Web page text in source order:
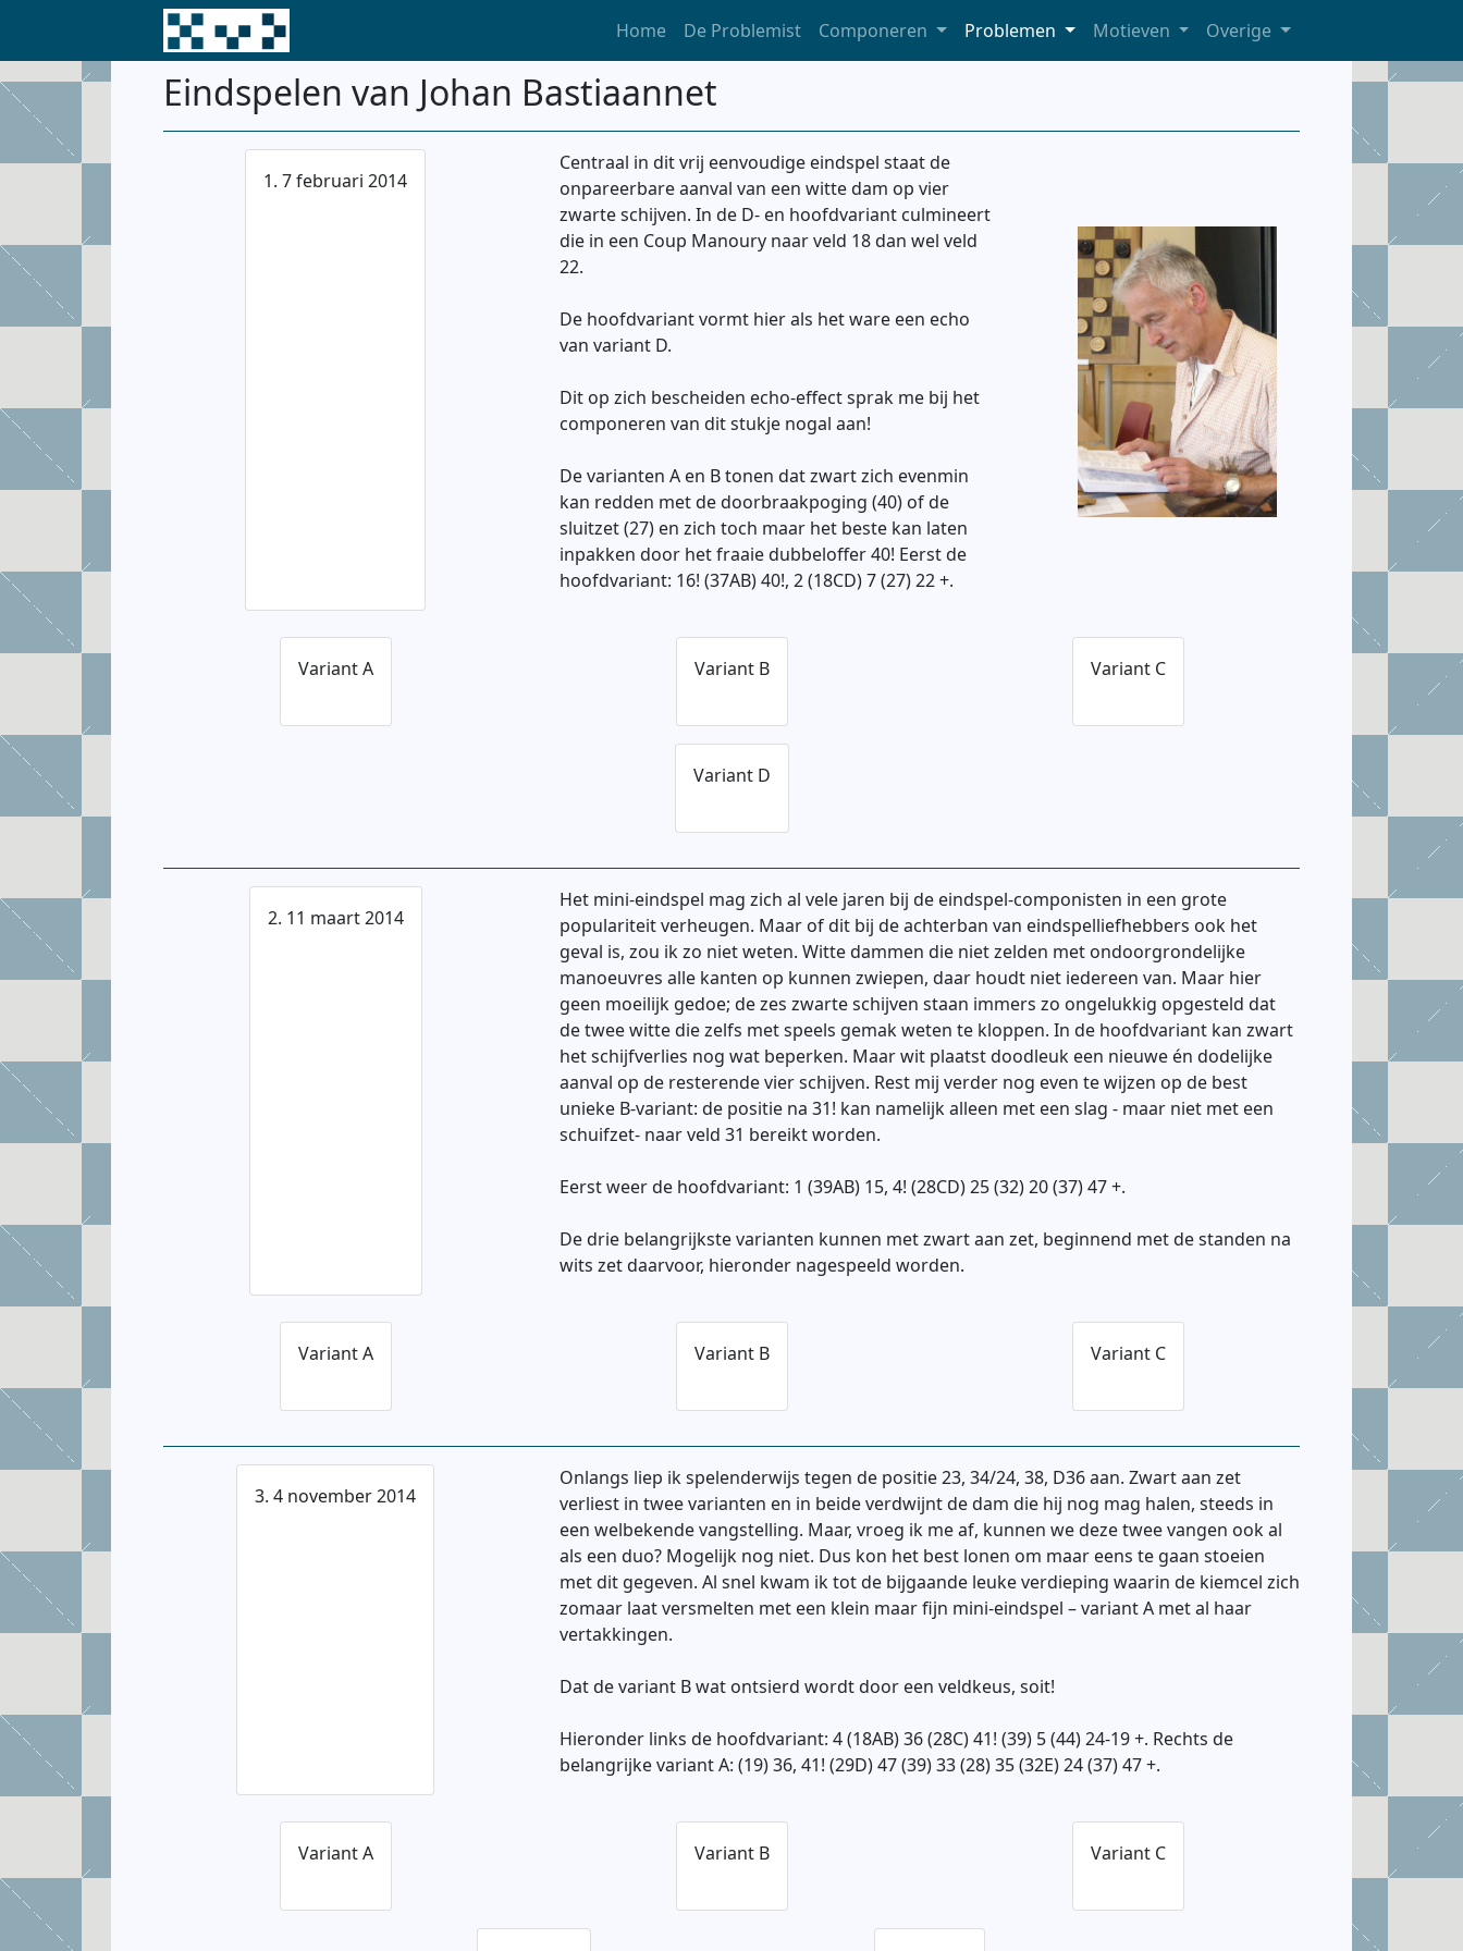
Home De Problemist Componeren Problemen Motieven Overige
Eindspelen van Johan Bastiaannet
1. 7 februari 2014
Centraal in dit vrij eenvoudige eindspel staat de
onpareerbare aanval van een witte dam op vier
zwarte schijven. In de D- en hoofdvariant culmineert
die in een Coup Manoury naar veld 18 dan wel veld
22.
De hoofdvariant vormt hier als het ware een echo
van variant D.
Dit op zich bescheiden echo-effect sprak me bij het
componeren van dit stukje nogal aan!
De varianten A en B tonen dat zwart zich evenmin
kan redden met de doorbraakpoging (40) of de
sluitzet (27) en zich toch maar het beste kan laten
inpakken door het fraaie dubbeloffer 40! Eerst de
hoofdvariant: 16! (37AB) 40!, 2 (18CD) 7 (27) 22 +.
Variant A Variant B Variant C
Variant D
2. 11 maart 2014
Het mini-eindspel mag zich al vele jaren bij de eindspel-componisten in een grote
populariteit verheugen. Maar of dit bij de achterban van eindspelliefhebbers ook het
geval is, zou ik zo niet weten. Witte dammen die niet zelden met ondoorgrondelijke
manoeuvres alle kanten op kunnen zwiepen, daar houdt niet iedereen van. Maar hier
geen moeilijk gedoe; de zes zwarte schijven staan immers zo ongelukkig opgesteld dat
de twee witte die zelfs met speels gemak weten te kloppen. In de hoofdvariant kan zwart
het schijfverlies nog wat beperken. Maar wit plaatst doodleuk een nieuwe én dodelijke
aanval op de resterende vier schijven. Rest mij verder nog even te wijzen op de best
unieke B-variant: de positie na 31! kan namelijk alleen met een slag - maar niet met een
schuifzet- naar veld 31 bereikt worden.
Eerst weer de hoofdvariant: 1 (39AB) 15, 4! (28CD) 25 (32) 20 (37) 47 +.
De drie belangrijkste varianten kunnen met zwart aan zet, beginnend met de standen na
wits zet daarvoor, hieronder nagespeeld worden.
Variant A Variant B Variant C
3. 4 november 2014
Onlangs liep ik spelenderwijs tegen de positie 23, 34/24, 38, D36 aan. Zwart aan zet
verliest in twee varianten en in beide verdwijnt de dam die hij nog mag halen, steeds in
een welbekende vangstelling. Maar, vroeg ik me af, kunnen we deze twee vangen ook al
als een duo? Mogelijk nog niet. Dus kon het best lonen om maar eens te gaan stoeien
met dit gegeven. Al snel kwam ik tot de bijgaande leuke verdieping waarin de kiemcel zich
zomaar laat versmelten met een klein maar fijn mini-eindspel – variant A met al haar
vertakkingen.
Dat de variant B wat ontsierd wordt door een veldkeus, soit!
Hieronder links de hoofdvariant: 4 (18AB) 36 (28C) 41! (39) 5 (44) 24-19 +. Rechts de
belangrijke variant A: (19) 36, 41! (29D) 47 (39) 33 (28) 35 (32E) 24 (37) 47 +.
Variant A Variant B Variant C